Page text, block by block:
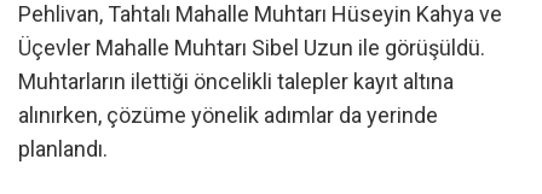
Pehlivan, Tahtalı Mahalle Muhtarı Hüseyin Kahya ve
Üçevler Mahalle Muhtarı Sibel Uzun ile görüşüldü.
Muhtarların ilettiği öncelikli talepler kayıt altına
alınırken, çözüme yönelik adımlar da yerinde
planlandı.